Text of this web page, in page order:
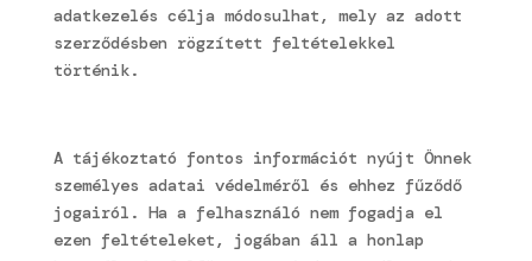
adatkezelés célja módosulhat, mely az adott
szerződésben rögzített feltételekkel
történik.
A tájékoztató fontos információt nyújt Önnek
személyes adatai védelméről és ehhez fűződő
jogairól. Ha a felhasználó nem fogadja el
ezen feltételeket, jogában áll a honlap